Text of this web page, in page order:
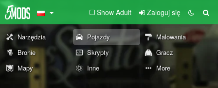
Show Adult Zaloguj się
Narzędzia Pojazdy
Malowania
Bronie
Skrypty
Gracz
Mapy
Inne More